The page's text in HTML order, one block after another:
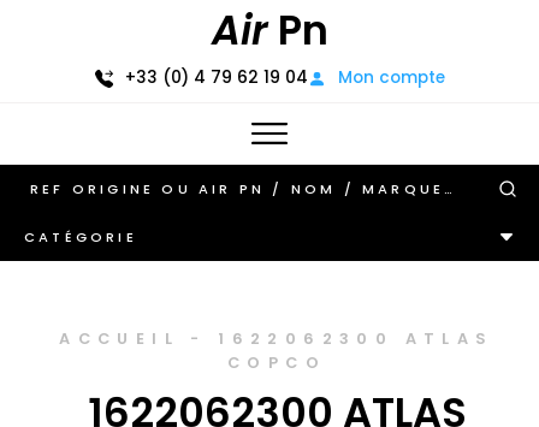
AirPn
+33 (0) 4 79 62 19 04 Mon compte
CATÉGORIE
ACCUEIL - 1622062300 ATLAS
COPCO
1622062300 ATLAS